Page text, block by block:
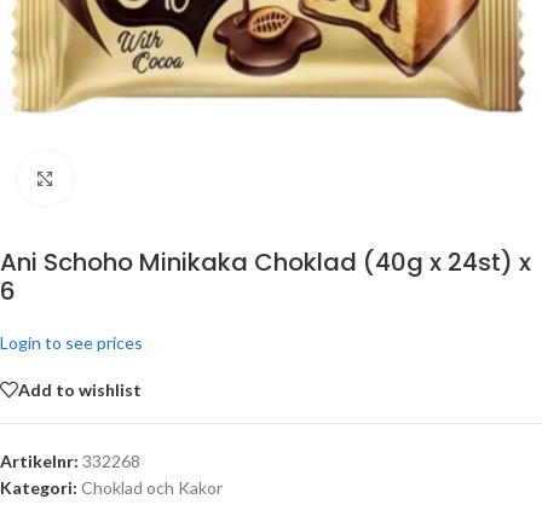
Ani Schoho Minikaka Choklad (40g x 24st) x
6
Login to see prices
Add to wishlist
Artikelnr: 332268
Kategori: Choklad och Kakor